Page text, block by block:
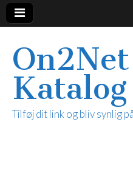
Katalog
Tilføj dit link og bliv synlig